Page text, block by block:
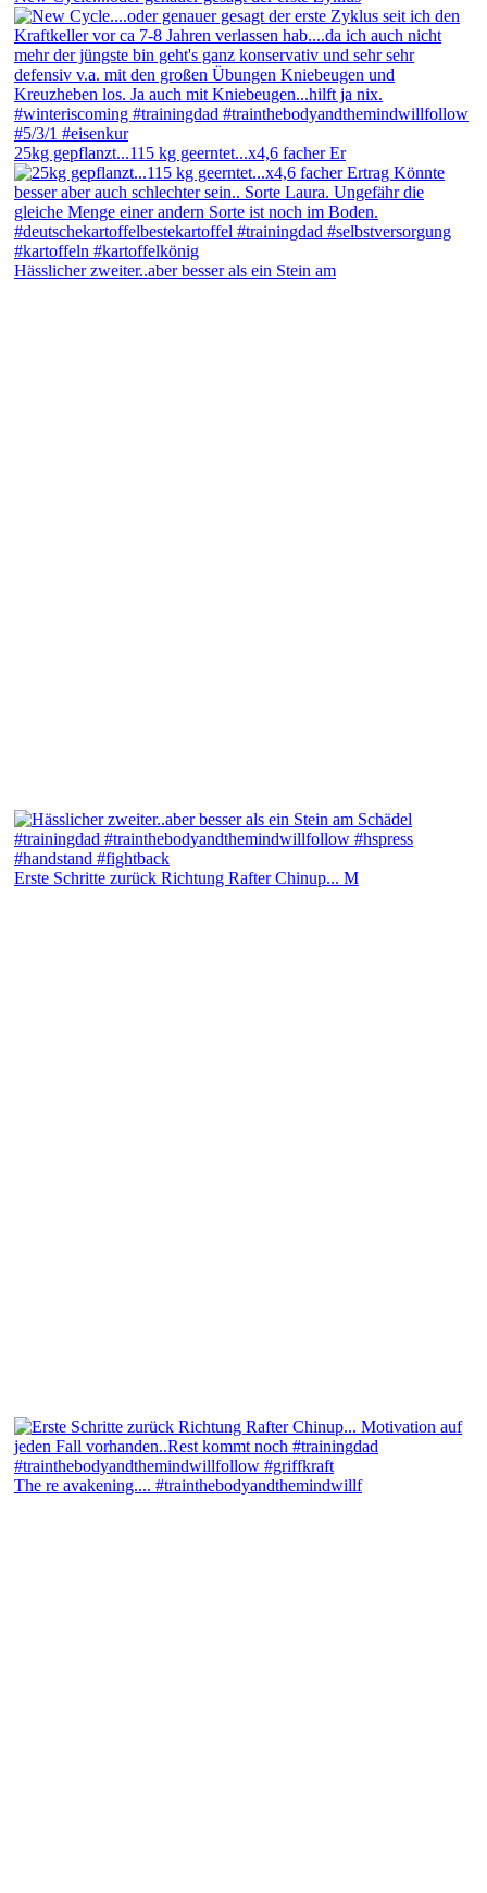
25kg gepflanzt...115 kg geerntet...x4,6 facher Er
Hässlicher zweiter..aber besser als ein Stein am
Erste Schritte zurück Richtung Rafter Chinup... M
The re avakening.... #trainthebodyandthemindwillf